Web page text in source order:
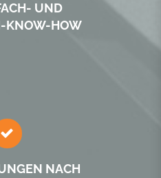
UND
KNOW-HOW
NACH